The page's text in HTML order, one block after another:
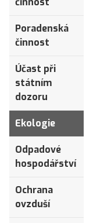
Poradenská
činnost
Účast při
státním
dozoru
Ekologie
Odpadové
hospodářství
Ochrana
ovzduší